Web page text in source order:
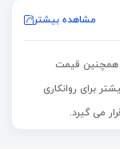
مشاهده بیشتر
همچنین قیمت
برای روانکاری
می گیرد.